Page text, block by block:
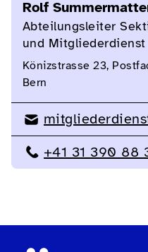
Rolf
Abteilungsleiter
und Mitgliederdienst
Könizstrasse 23,
Bern
+41 31 390 88